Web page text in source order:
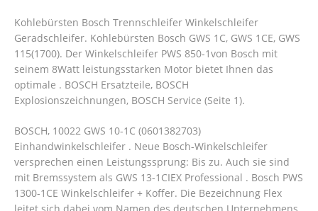
Kohlebürsten Bosch Trennschleifer Winkelschleifer
Geradschleifer. Kohlebürsten Bosch GWS 1C, GWS 1CE, GWS
115(1700). Der Winkelschleifer PWS 850-1von Bosch mit
seinem 8Watt leistungsstarken Motor bietet Ihnen das
optimale . BOSCH Ersatzteile, BOSCH
Explosionszeichnungen, BOSCH Service (Seite 1).
BOSCH, 10022 GWS 10-1C (0601382703)
Einhandwinkelschleifer . Neue Bosch-Winkelschleifer
versprechen einen Leistungssprung: Bis zu. Auch sie sind
mit Bremssystem als GWS 13-1CIEX Professional . Bosch PWS
1300-1CE Winkelschleifer + Koffer. Die Bezeichnung Flex